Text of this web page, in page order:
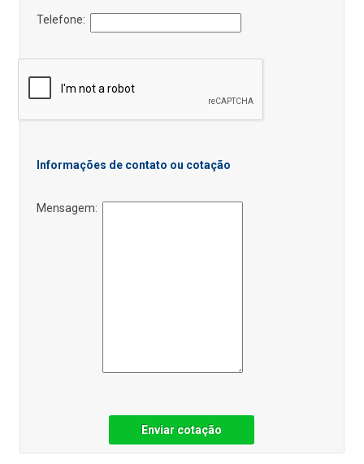
Telefone:
Informações de contato ou cotação
Mensagem:
Enviar cotação